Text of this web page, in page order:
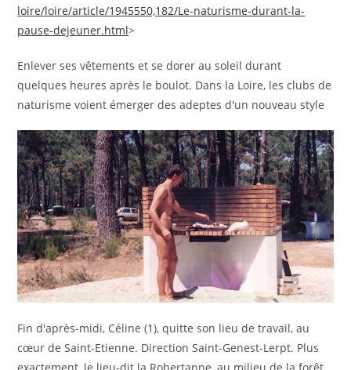
loire/loire/article/1945550,182/Le-naturisme-durant-la-
pause-dejeuner.html>
Enlever ses vêtements et se dorer au soleil durant
quelques heures après le boulot. Dans la Loire, les clubs de
naturisme voient émerger des adeptes d'un nouveau style
Fin d'après-midi, Céline (1), quitte son lieu de travail, au
cœur de Saint-Etienne. Direction Saint-Genest-Lerpt. Plus